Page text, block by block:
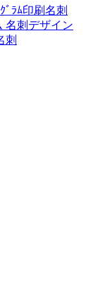
ﾞﾗﾑ印刷名刺
名刺デザイン
刺